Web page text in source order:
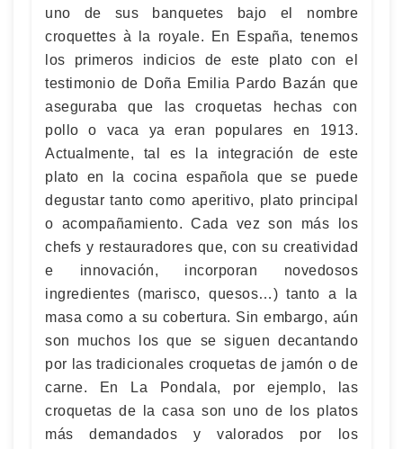
uno de sus banquetes bajo el nombre
croquettes à la royale. En España, tenemos
los primeros indicios de este plato con el
testimonio de Doña Emilia Pardo Bazán que
aseguraba que las croquetas hechas con
pollo o vaca ya eran populares en 1913.
Actualmente, tal es la integración de este
plato en la cocina española que se puede
degustar tanto como aperitivo, plato principal
o acompañamiento. Cada vez son más los
chefs y restauradores que, con su creatividad
e innovación, incorporan novedosos
ingredientes (marisco, quesos…) tanto a la
masa como a su cobertura. Sin embargo, aún
son muchos los que se siguen decantando
por las tradicionales croquetas de jamón o de
carne. En La Pondala, por ejemplo, las
croquetas de la casa son uno de los platos
más demandados y valorados por los